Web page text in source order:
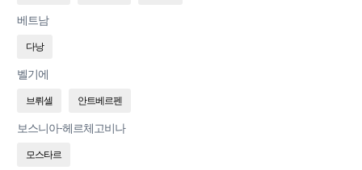
베트남
다낭
벨기에
브뤼셀 안트베르펜
보스니아-헤르체고비나
모스타르